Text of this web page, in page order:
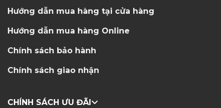
Hướng dẫn mua hàng tại cửa hàng
Hướng dẫn mua hàng Online
Chính sách bảo hành
Chính sách giao nhận
CHÍNH SÁCH ƯU ĐÃI